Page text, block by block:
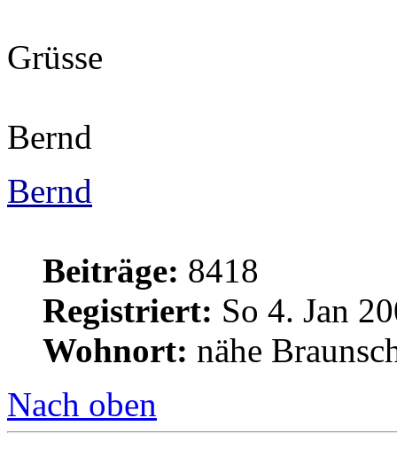
Grüsse
Bernd
Bernd
Beiträge: 8418
Registriert: So 4. Jan
Wohnort: nähe
Nach oben